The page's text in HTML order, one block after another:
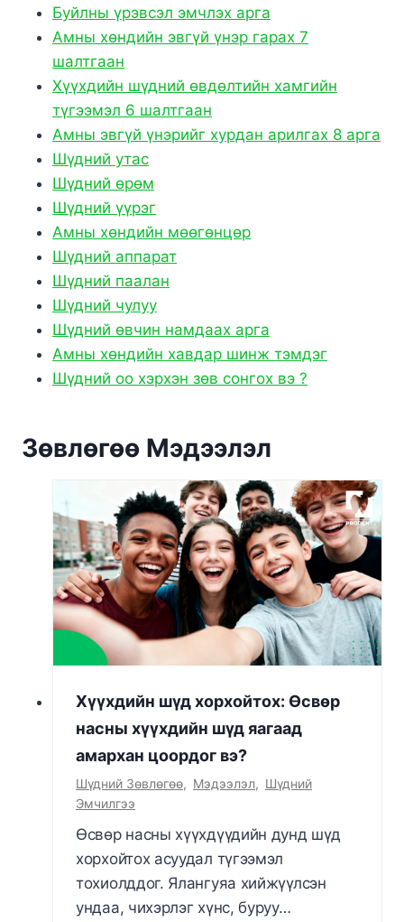
Буйлны үрэвсэл эмчлэх арга
Амны хөндийн эвгүй үнэр гарах 7
шалтгаан
Хүүхдийн шүдний өвдөлтийн хамгийн
түгээмэл 6 шалтгаан
Амны эвгүй үнэрийг хурдан арилгах 8 арга
Шүдний утас
Шүдний өрөм
Шүдний үүрэг
Амны хөндийн мөөгөнцөр
Шүдний аппарат
Шүдний паалан
Шүдний чулуу
Шүдний өвчин намдаах арга
Амны хөндийн хавдар шинж тэмдэг
Шүдний оо хэрхэн зөв сонгох вэ ?
Зөвлөгөө Мэдээлэл
Хүүхдийн шүд хорхойтох: Өсвөр
насны хүүхдийн шүд яагаад
амархан цоордог вэ?
Шүдний Зөвлөгөө, Мэдээлэл, Шүдний
Эмчилгээ
Өсвөр насны хүүхдүүдийн дунд шүд
хорхойтох асуудал түгээмэл
тохиолддог. Ялангуяа хийжүүлсэн
ундаа, чихэрлэг хүнс, буруу…